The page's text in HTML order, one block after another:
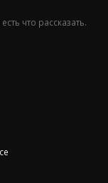
что рассказать.